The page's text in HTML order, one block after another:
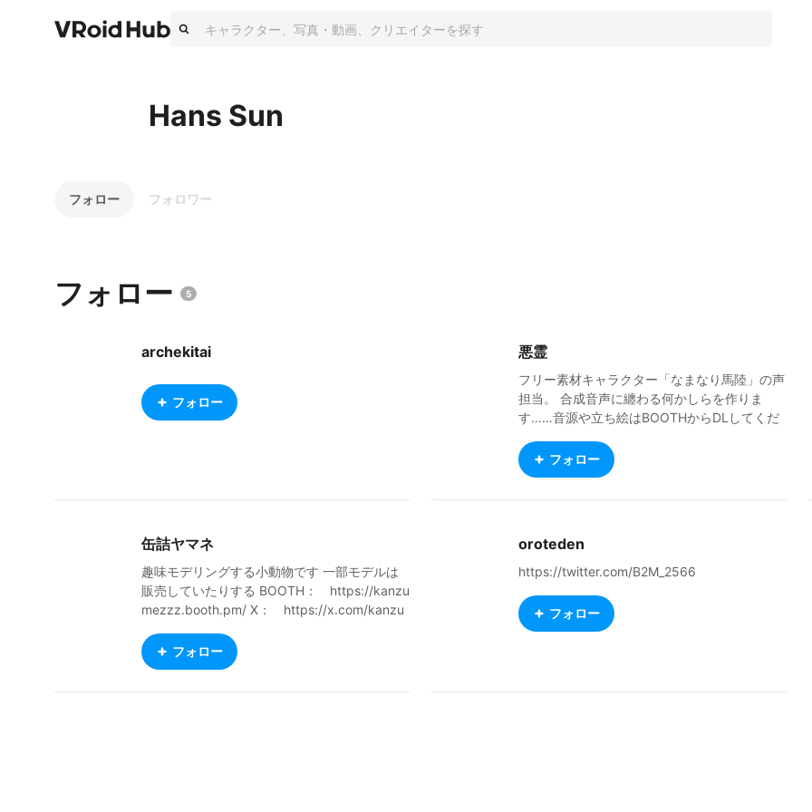
Hans Sun
フォロー フォロワー
フォロー 5
archekitai
フォロー
悪霊
フリー素材キャラクター「なまなり馬陸」の声
担当。 合成音声に纏わる何かしらを作りま
す……音源や立ち絵はBOOTHからDLしてくだ
用の方はTwitterへどうぞ。 https://twitter.co
m/y_zerer
フォロー
缶詰ヤマネ
趣味モデリングする小動物です 一部モデルは
販売していたりする BOOTH： https://kanzu
mezzz.booth.pm/ X： https://x.com/kanzu
zzz.wixsite.com/sabou
フォロー
oroteden
https://twitter.com/B2M_2566
フォロー